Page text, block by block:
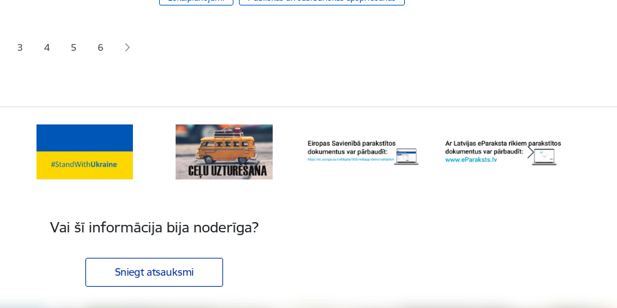
lapaLapa
3 Lapa
4 Lapa
5 6
Vai šī informācija bija noderīga?
Sniegt atsauksmi